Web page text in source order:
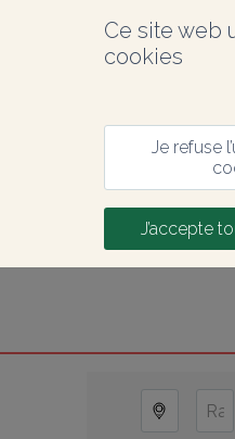
Ce site web
cookies
Je refuse
J’accepte